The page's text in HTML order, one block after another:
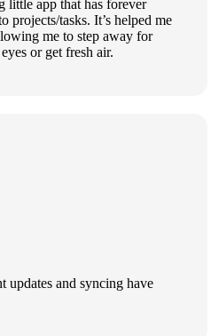
little app that has forever
projects/tasks. It’s helped me
me to step away for
or get fresh air.
updates and syncing have